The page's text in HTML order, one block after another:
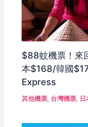
$88蚊機票！來
本$168/韓國
Express
其他機票, 台灣機票,